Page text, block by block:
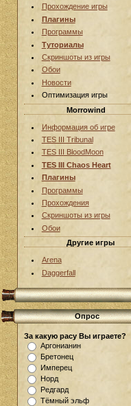
Прохождение игры
Плагины
Программы
Туториалы
Скриншоты из игры
Обои
Новости
Оптимизация игры
Morrowind
Информация об игре
TES III Tribunal
TES III BloodMoon
TES III Chaos Heart
Плагины
Программы
Прохождения
Скриншоты из игры
Обои
Другие игры
Arena
Daggerfall
Опрос
За какую расу Вы играете?
Аргонианин
Бретонец
Имперец
Норд
Редгард
Тёмный эльф